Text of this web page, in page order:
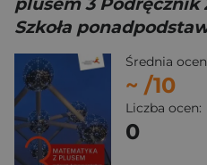
Szkoła
Średnia
~ /10
Liczba ocen:
0